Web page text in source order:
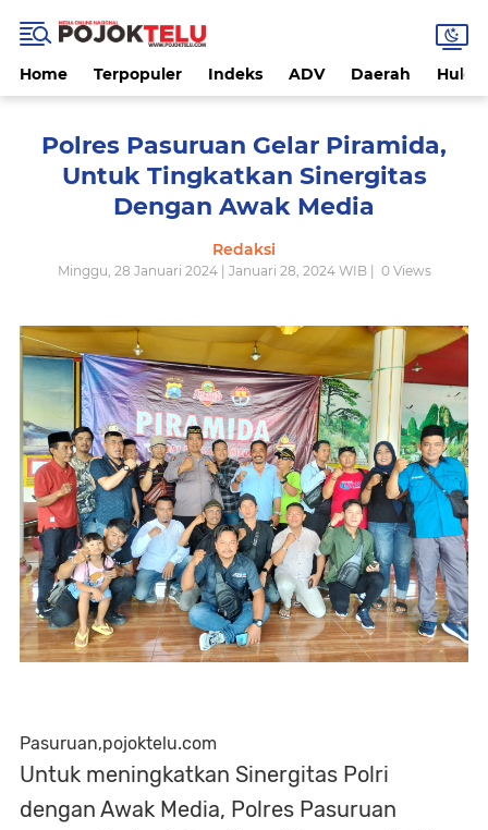
Home Terpopuler Indeks ADV Daerah
Polres Pasuruan Gelar Piramida,
Untuk Tingkatkan Sinergitas
Dengan Awak Media
Redaksi
Minggu, 28 Januari 2024 | Januari 28, 2024 WIB | 0Views
Pasuruan,pojoktelu.com
Untuk meningkatkan Sinergitas Polri
dengan Awak Media, Polres Pasuruan